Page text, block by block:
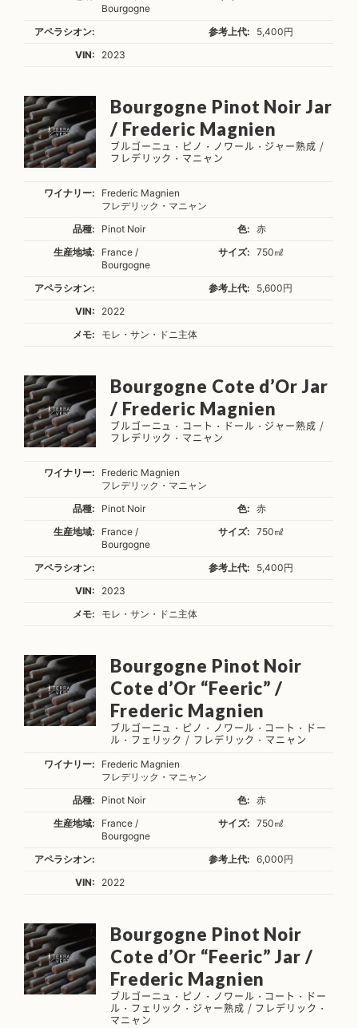
Bourgogne
アペラシオン: 参考上代:
5,400円
VIN:
2023
Bourgogne Pinot Noir Jar
/ Frederic Magnien
ブルゴーニュ・ピノ・ノワール・ジャー熟成 /
フレデリック・マニャン
ワイナリー:
Frederic Magnien
フレデリック・マニャン
品種:
Pinot Noir 色:
赤
生産地域:
France /
Bourgogne
サイズ: 750㎖
アペラシオン: 参考上代:
5,600円
VIN:
2022
メモ:
モレ・サン・ドニ主体
Bourgogne Cote d’Or Jar
/ Frederic Magnien
ブルゴーニュ・コート・ドール・ジャー熟成 /
フレデリック・マニャン
ワイナリー:
Frederic Magnien
フレデリック・マニャン
品種:
Pinot Noir 色:
赤
生産地域:
France /
Bourgogne
サイズ: 750㎖
アペラシオン: 参考上代:
5,400円
VIN:
2023
メモ:
モレ・サン・ドニ主体
Bourgogne Pinot Noir
Cote d’Or “Feeric” /
Frederic Magnien
ブルゴーニュ・ピノ・ノワール・コート・ドー
ル・フェリック / フレデリック・マニャン
ワイナリー:
Frederic Magnien
フレデリック・マニャン
品種:
Pinot Noir 色:
赤
生産地域:
France /
Bourgogne
サイズ: 750㎖
アペラシオン: 参考上代:
6,000円
VIN:
2022
Bourgogne Pinot Noir
Cote d’Or “Feeric” Jar /
Frederic Magnien
ブルゴーニュ・ピノ・ノワール・コート・ドー
ル・フェリック・ジャー熟成 / フレデリック・
マニャン